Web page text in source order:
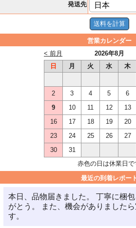
発送先
営業カレンダー
2026年8月
< 前月
日
月 火 水 木
2
3 4 5 6
9
10 11 12 13
16
17 18 19 20
23
24 25 26 27
30
31
赤色の日は休業日で
最近の到着レポー
本日、品物届きました。 丁寧に梱
がとう。 また、機会がありました
す。